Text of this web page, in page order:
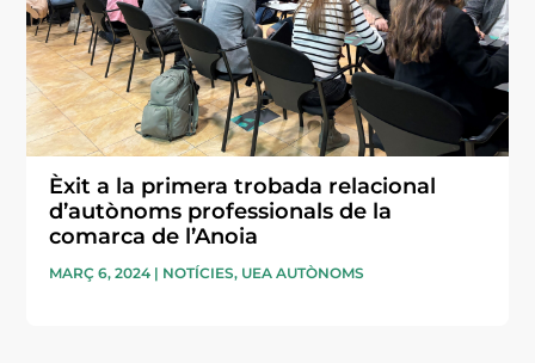
Èxit a la primera trobada relacional
d’autònoms professionals de la
comarca de l’Anoia
MARÇ 6, 2024 | NOTÍCIES, UEA AUTÒNOMS